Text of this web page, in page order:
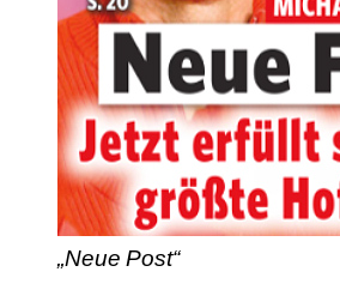
„Neue Post“